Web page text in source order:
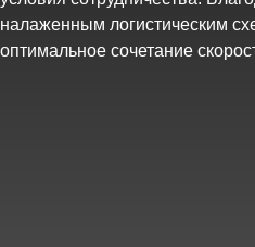
налаженным логистическим
оптимальное сочетание